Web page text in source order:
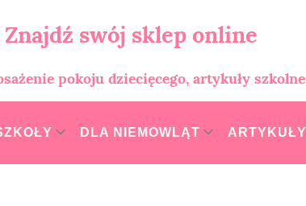
swój sklep online
pokoju dziecięcego, artykuły szkolne
DLA NIEMOWLĄT ARTYKUŁY